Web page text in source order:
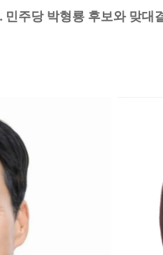
주당 박형룡 후보와 맞대